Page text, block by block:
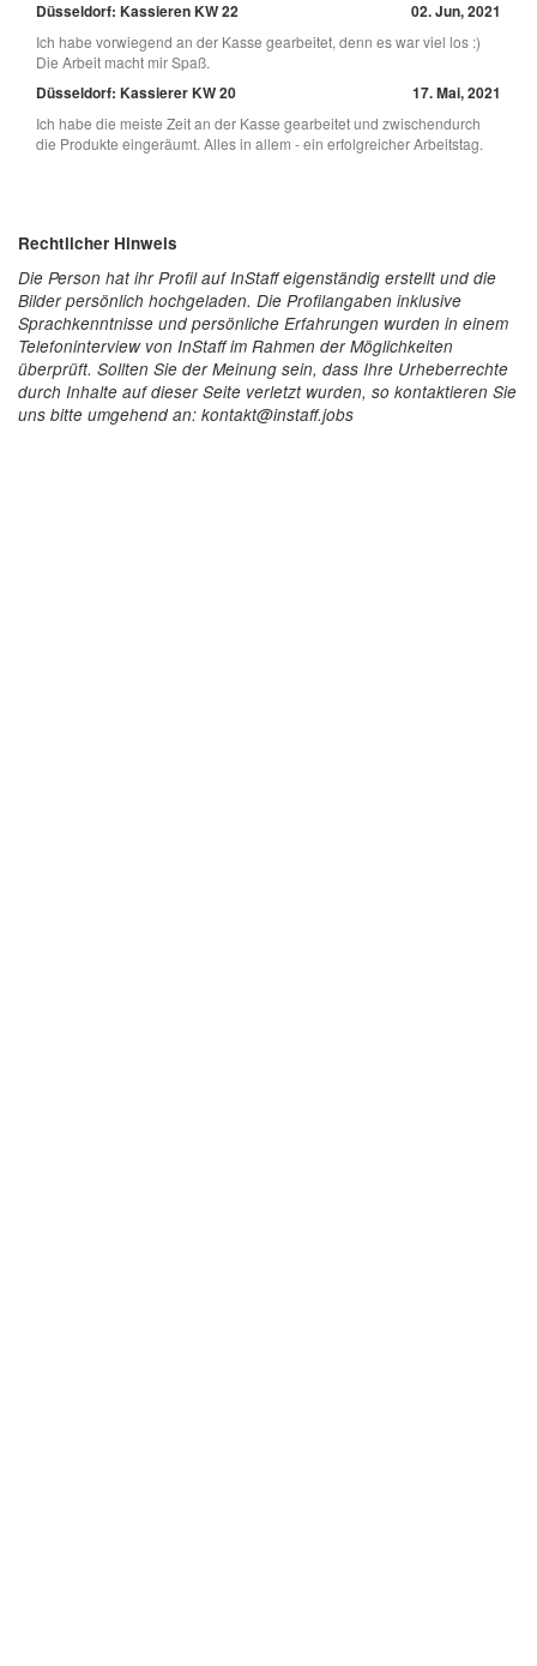
Düsseldorf: Kassieren KW 22 02. Jun, 2021
Ich habe vorwiegend an der Kasse gearbeitet, denn es war viel los :)
Die Arbeit macht mir Spaß.
Düsseldorf: Kassierer KW 20 17. Mai, 2021
Ich habe die meiste Zeit an der Kasse gearbeitet und zwischendurch
die Produkte eingeräumt. Alles in allem - ein erfolgreicher Arbeitstag.
Rechtlicher Hinweis
Die Person hat ihr Profil auf InStaff eigenständig erstellt und die
Bilder persönlich hochgeladen. Die Profilangaben inklusive
Sprachkenntnisse und persönliche Erfahrungen wurden in einem
Telefoninterview von InStaff im Rahmen der Möglichkeiten
überprüft. Sollten Sie der Meinung sein, dass Ihre Urheberrechte
durch Inhalte auf dieser Seite verletzt wurden, so kontaktieren Sie
uns bitte umgehend an: kontakt@instaff.jobs